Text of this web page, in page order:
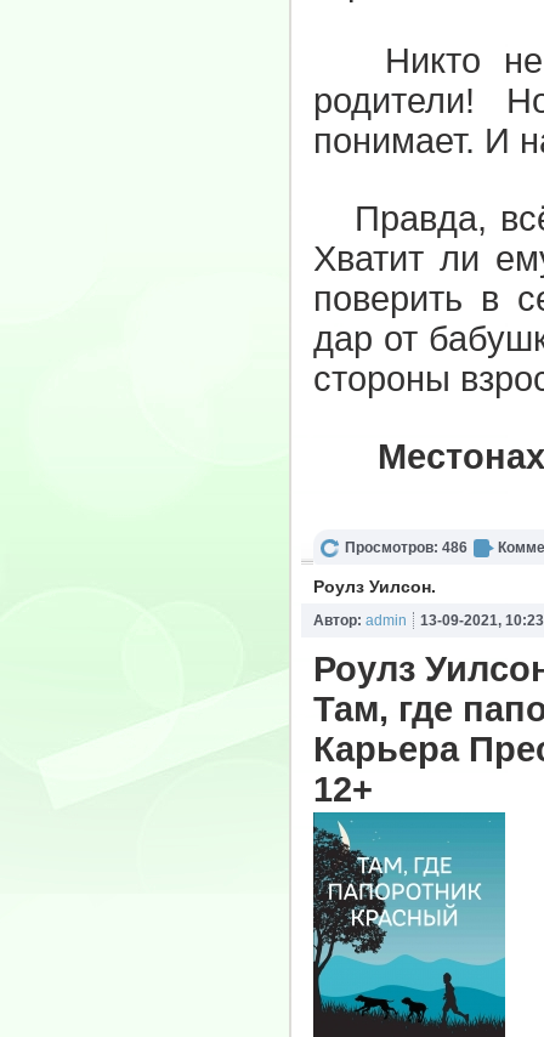
Никто не
родители!
понимает. И
Правда,
Хватит ли
поверить в
дар от
стороны
Просмотров: 486
Роулз Уилсон.
Автор: admin 13-09-2021, 10:23
Роулз
Там, где
Карьера
12+